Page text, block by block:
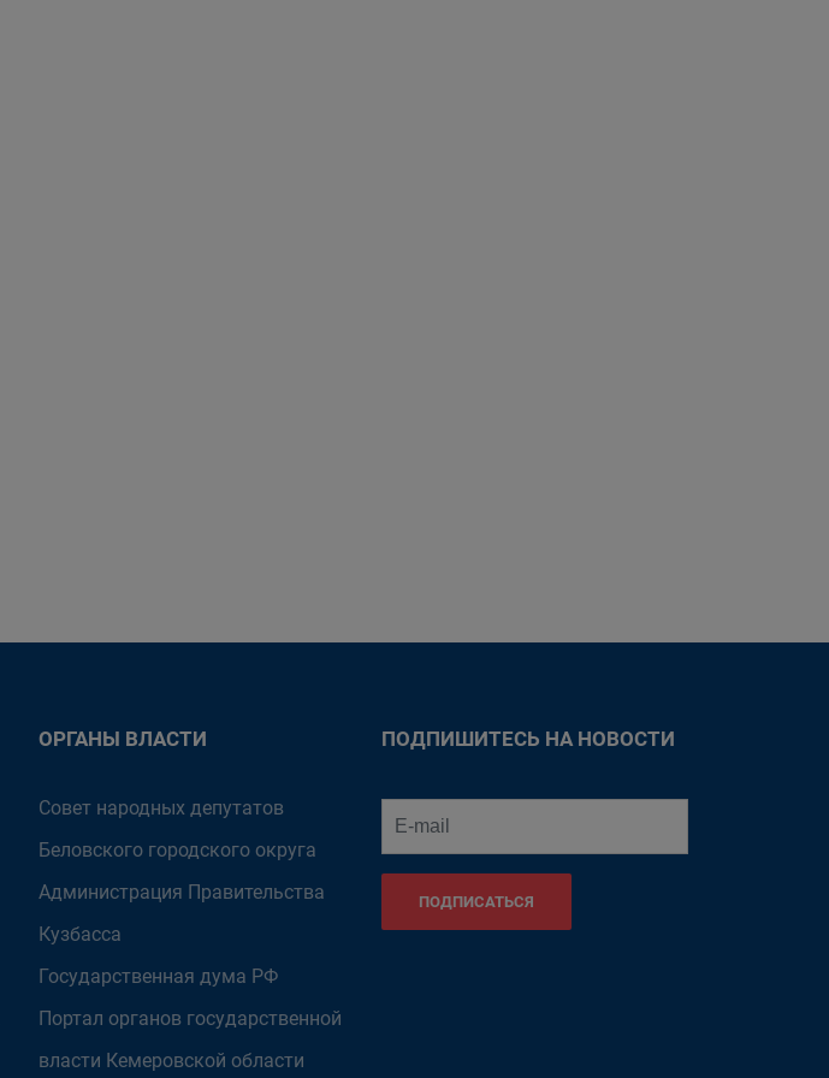
ОРГАНЫ ВЛАСТИ
Совет народных депутатов
Беловского городского округа
Администрация Правительства
Кузбасса
Государственная дума РФ
Портал органов государственной
власти Кемеровской области
ПОДПИШИТЕСЬ НА НОВОСТИ
ПОДПИСАТЬСЯ